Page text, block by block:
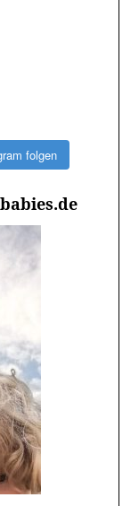
folgen